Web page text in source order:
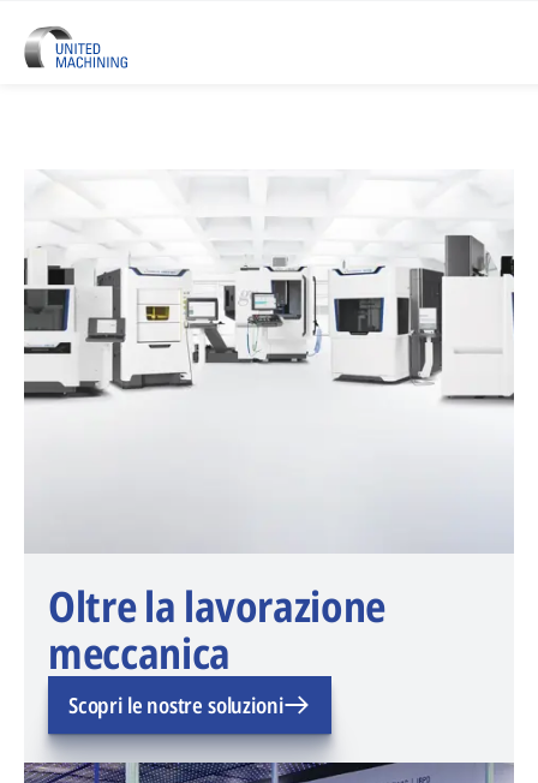
UNITED MACHINING - Sei
Oltre la lavorazione
meccanica
Scopri le nostre soluzioni